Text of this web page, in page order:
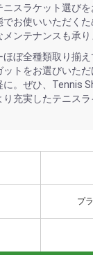
スラケット選びを
でお使いいただく
ンテナンスも承り
ぼ全種類取り揃
ットをお選びいた
。ぜひ、Tennis
充実したテニスラ
プ